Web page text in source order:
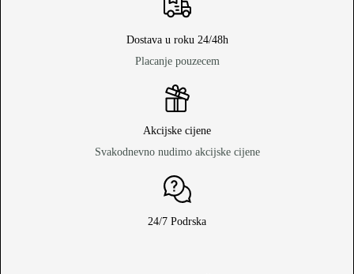
Dostava u roku 24/48h
Placanje pouzecem
Akcijske cijene
Svakodnevno nudimo akcijske cijene
24/7 Podrska